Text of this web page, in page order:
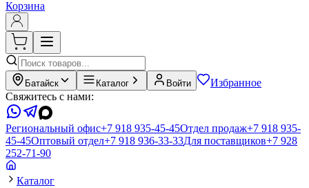
Корзина
Батайск Каталог Войти
Избранное
Свяжитесь с нами:
Региональный офис+7 918 935-45-45Отдел продаж+7 918 935-
45-45Оптовый отдел+7 918 936-33-33Для поставщиков+7 928
252-71-90
Каталог